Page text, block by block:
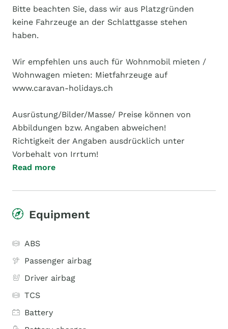
Bitte beachten Sie, dass wir aus Platzgründen
keine Fahrzeuge an der Schlattgasse stehen
haben.
Wir empfehlen uns auch für Wohnmobil mieten /
Wohnwagen mieten: Mietfahrzeuge auf
www.caravan-holidays.ch
Ausrüstung/Bilder/Masse/ Preise können von
Abbildungen bzw. Angaben abweichen!
Richtigkeit der Angaben ausdrücklich unter
Vorbehalt von Irrtum!
Read more
Equipment
ABS
Passenger airbag
Driver airbag
TCS
Battery